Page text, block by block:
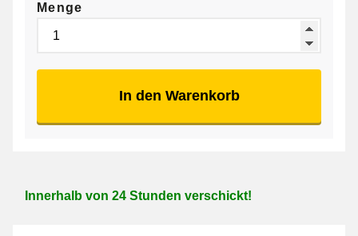
Menge
In den Warenkorb
Innerhalb von 24 Stunden verschickt!